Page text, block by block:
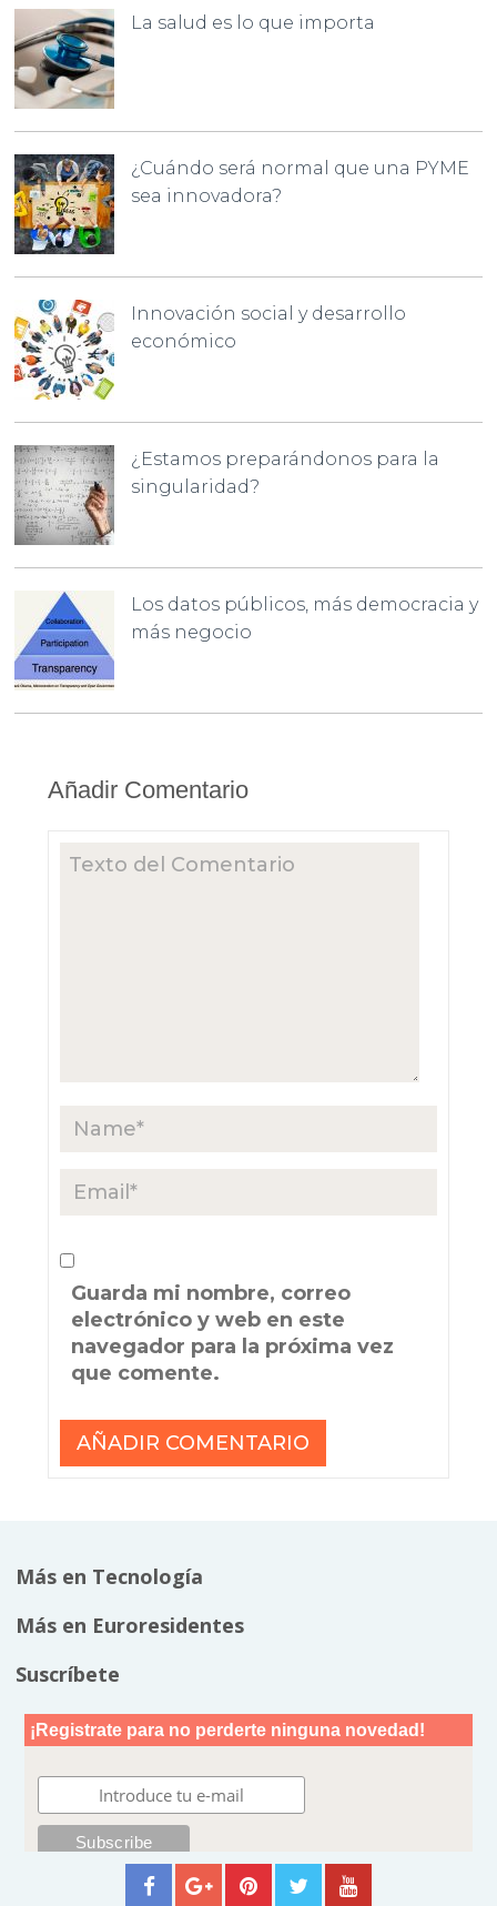
La salud es lo que importa
¿Cuándo será normal que una PYME
sea innovadora?
Innovación social y desarrollo
económico
¿Estamos preparándonos para la
singularidad?
Los datos públicos, más democracia y
más negocio
Añadir Comentario
Guarda mi nombre, correo
electrónico y web en este
navegador para la próxima vez
que comente.
Más en Tecnología
Más en Euroresidentes
Suscríbete